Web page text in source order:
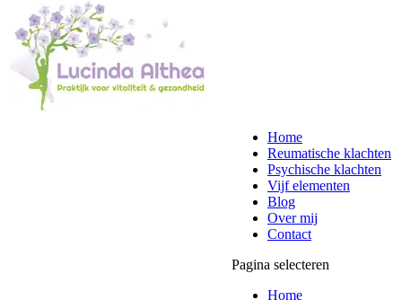
Home
Reumatische klachten
Psychische klachten
Vijf elementen
Blog
Over mij
Contact
Pagina selecteren
Home